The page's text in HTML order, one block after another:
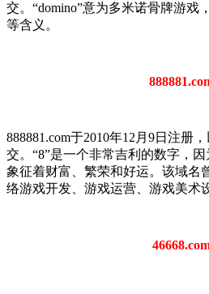
交。“domino”意为多米诺骨牌游戏
等含义。
888881.com于2010年12月9日注册
交。“8”是一个非常吉利的数字，因
象征着财富、繁荣和好运。该域名
络游戏开发、游戏运营、游戏美术